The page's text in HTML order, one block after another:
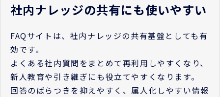
社内ナレッジの共有にも使いやすい
FAQサイトは、社内ナレッジの共有基盤としても有
効です。
よくある社内質問をまとめて再利用しやすくなり、
新人教育や引き継ぎにも役立てやすくなります。
回答のばらつきを抑えやすく、属人化しやすい情報